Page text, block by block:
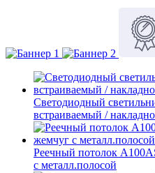
Светодиодный
встраиваемый /
Реечный потолок
с металл.полосой